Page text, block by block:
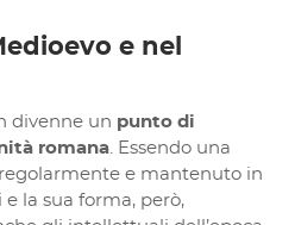
e nel
divenne un punto di
romana. Essendo una
e mantenuto in
la sua forma, però,